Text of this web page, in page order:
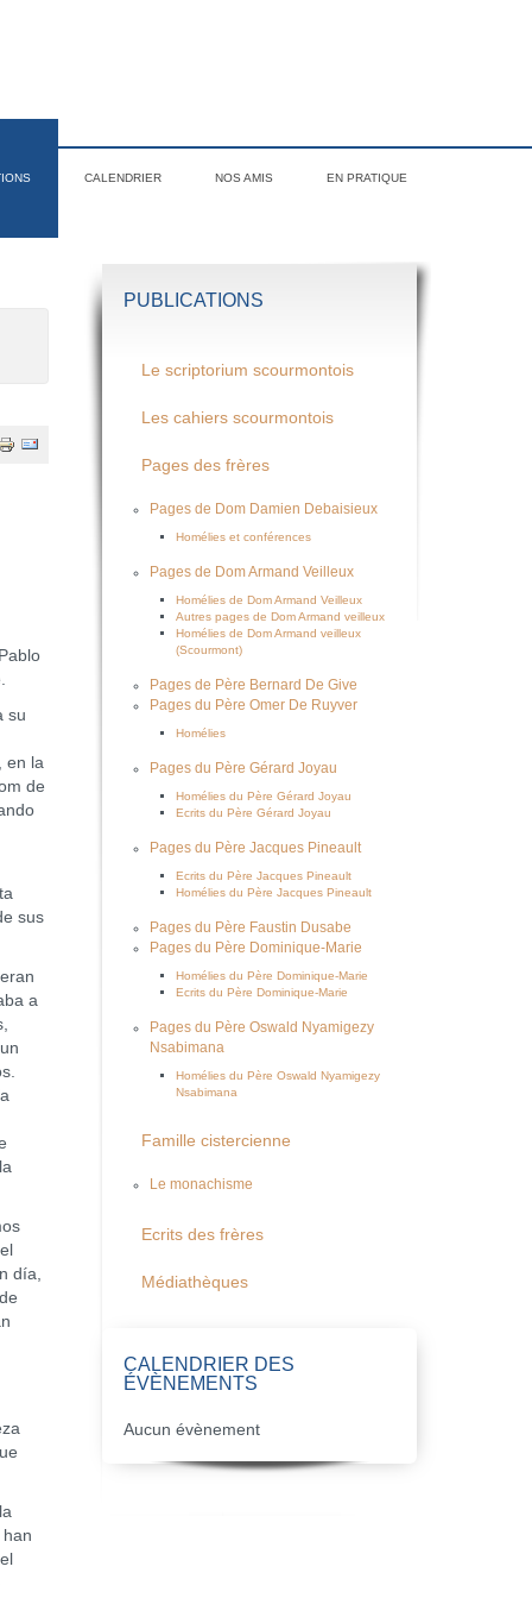
CALENDRIER NOS AMIS EN PRATIQUE
su
en la
de
sus
a
día,
PUBLICATIONS
Le scriptorium scourmontois
Les cahiers scourmontois
Pages des frères
Pages de Dom Damien Debaisieux
Homélies et conférences
Pages de Dom Armand Veilleux
Homélies de Dom Armand Veilleux
Autres pages de Dom Armand veilleux
Homélies de Dom Armand veilleux
(Scourmont)
Pages de Père Bernard De Give
Pages du Père Omer De Ruyver
Homélies
Pages du Père Gérard Joyau
Homélies du Père Gérard Joyau
Ecrits du Père Gérard Joyau
Pages du Père Jacques Pineault
Ecrits du Père Jacques Pineault
Homélies du Père Jacques Pineault
Pages du Père Faustin Dusabe
Pages du Père Dominique-Marie
Homélies du Père Dominique-Marie
Ecrits du Père Dominique-Marie
Pages du Père Oswald Nyamigezy
Nsabimana
Homélies du Père Oswald Nyamigezy
Nsabimana
Famille cistercienne
Le monachisme
Ecrits des frères
Médiathèques
CALENDRIER DES
ÉVÈNEMENTS
Aucun évènement